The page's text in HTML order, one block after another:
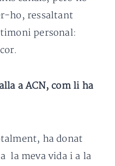
ho, ressaltant
personal:
a ACN, com li ha
ha donat
la meva vida i a la